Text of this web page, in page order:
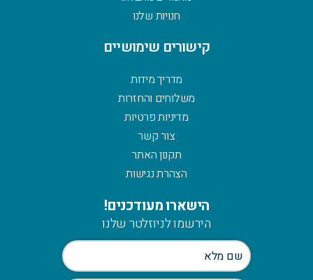
חנויות שלנו
קישורים שימושיים
מדריך מידות
משלוחים והחזרות
מדיניות פרטיות
צור קשר
תקנון האתר
הצהרת נגישות
הישארו מעודכנים!
הירשמו לניוזלטר שלנו